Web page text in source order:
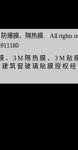
爆膜、隔热膜.
All rights
、3M隔热膜、3M
筑窗玻璃贴膜授权